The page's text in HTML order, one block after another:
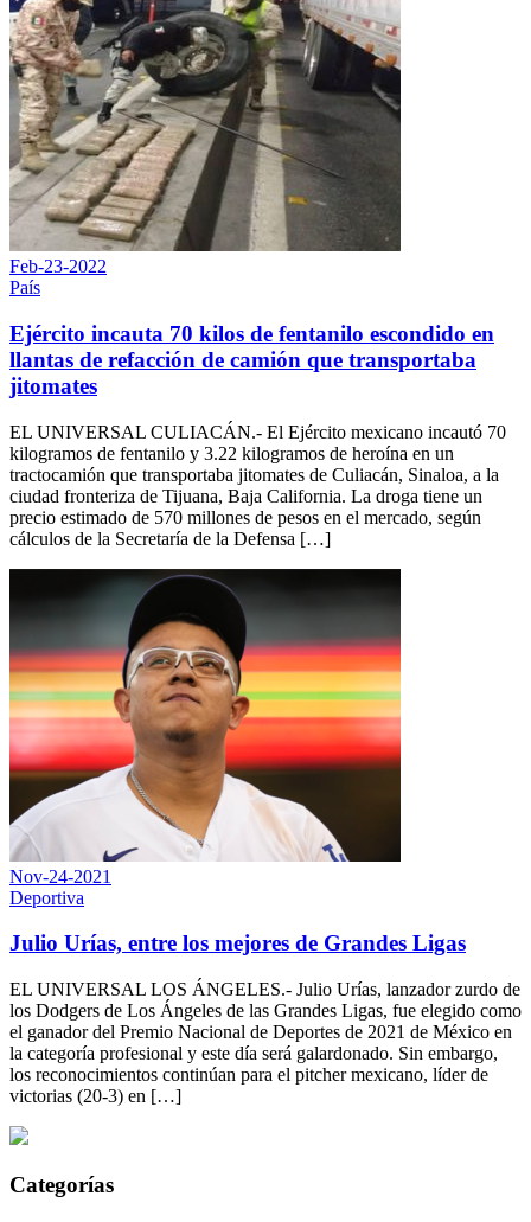
Feb-23-2022
País
Ejército incauta 70 kilos de fentanilo escondido en
llantas de refacción de camión que transportaba
jitomates
EL UNIVERSAL CULIACÁN.- El Ejército mexicano incautó 70
kilogramos de fentanilo y 3.22 kilogramos de heroína en un
tractocamión que transportaba jitomates de Culiacán, Sinaloa, a la
ciudad fronteriza de Tijuana, Baja California. La droga tiene un
precio estimado de 570 millones de pesos en el mercado, según
cálculos de la Secretaría de la Defensa […]
Nov-24-2021
Deportiva
Julio Urías, entre los mejores de Grandes Ligas
EL UNIVERSAL LOS ÁNGELES.- Julio Urías, lanzador zurdo de
los Dodgers de Los Ángeles de las Grandes Ligas, fue elegido como
el ganador del Premio Nacional de Deportes de 2021 de México en
la categoría profesional y este día será galardonado. Sin embargo,
los reconocimientos continúan para el pitcher mexicano, líder de
victorias (20-3) en […]
Categorías